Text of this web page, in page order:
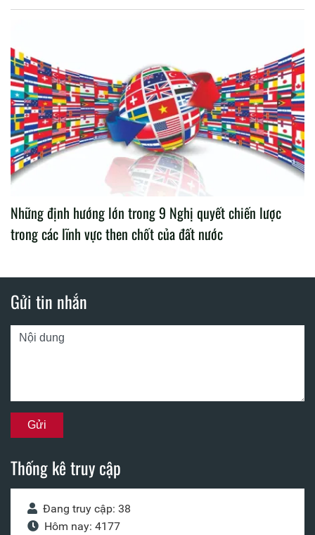
Những định hướng lớn trong 9 Nghị quyết chiến lược
trong các lĩnh vực then chốt của đất nước
Gửi tin nhắn
Thống kê truy cập
Đang truy cập: 38
Hôm nay: 4177